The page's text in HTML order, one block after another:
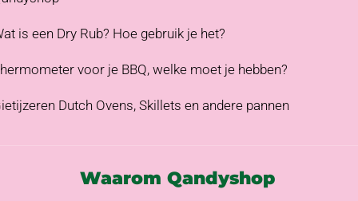
is een Dry Rub? Hoe gebruik je het?
voor je BBQ, welke moet je hebben?
Dutch Ovens, Skillets en andere pannen
Waarom Qandyshop